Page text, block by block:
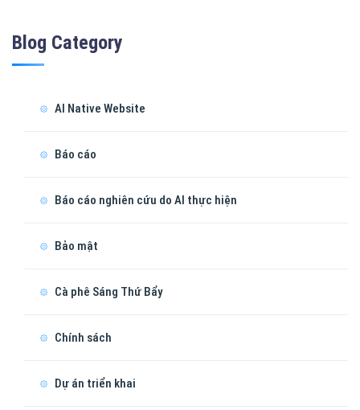
Blog Category
AI Native Website
Báo cáo
Báo cáo nghiên cứu do AI thực hiện
Bảo mật
Cà phê Sáng Thứ Bẩy
Chính sách
Dự án triển khai